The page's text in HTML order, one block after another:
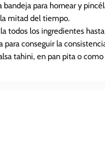
bandeja para hornear y
mitad del tiempo.
todos los ingredientes
para conseguir la
tahini, en pan pita o